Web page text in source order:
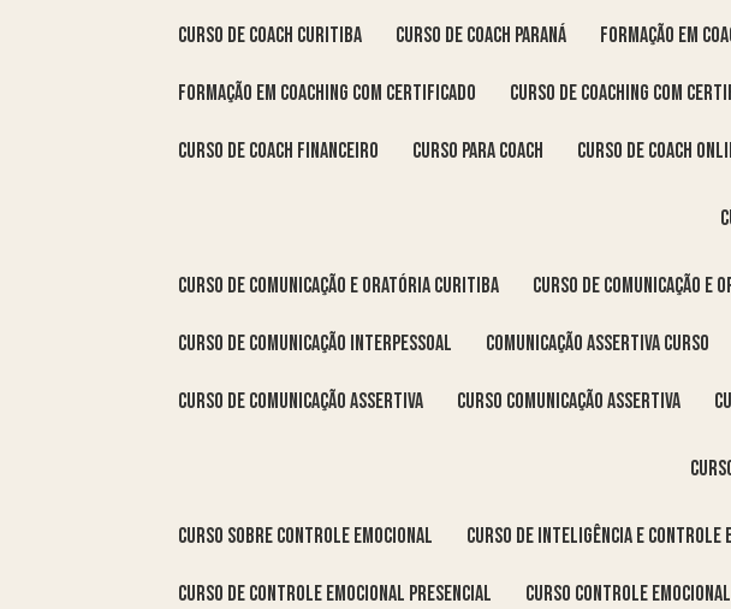
curso de coach Curitiba curso de coach Paraná formação em
formação em coaching com certificado curso de coaching com
curso de coach financeiro curso para coach curso de coach
curso de comunicação e oratória Curitiba curso de comunicação e
curso de comunicação interpessoal comunicação assertiva curso
curso de comunicação assertiva curso comunicação assertiva
curso sobre controle emocional curso de inteligência e controle
curso de controle emocional presencial curso controle emocional